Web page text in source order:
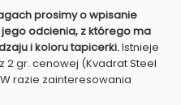
prosimy o wpisanie
odcienia, z którego ma
i koloru tapicerki.Istnieje
gr. cenowej (Kvadrat Steel
razie zainteresowania